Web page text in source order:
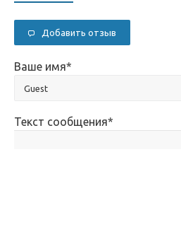
Добавить отзыв
Ваше имя*
Текст сообщения*